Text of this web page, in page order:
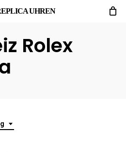
UHREN
Rolex